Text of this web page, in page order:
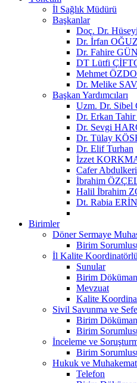
İl Sağlık Müdürü
Başkanlar
Doç. Dr.
Dr. İrfan OĞUZ
Dr. Fahire
DT Lütfi
Mehmet
Dr. Melike
Başkan Yardımcıları
Uzm. Dr.
Dr. Erkan
Dr. Sevgi
Dr. Tülay
Dr. Elif Turhan
İzzet
Cafer
İbrahim
Halil İbrahim
Dt. Rabia
Birimler
Döner Sermaye
Birim
İl Kalite
Sunular
Birim
Mevzuat
Kalite
Sivil Savunma ve
Birim
Birim
İnceleme ve
Birim
Hukuk ve
Telefon